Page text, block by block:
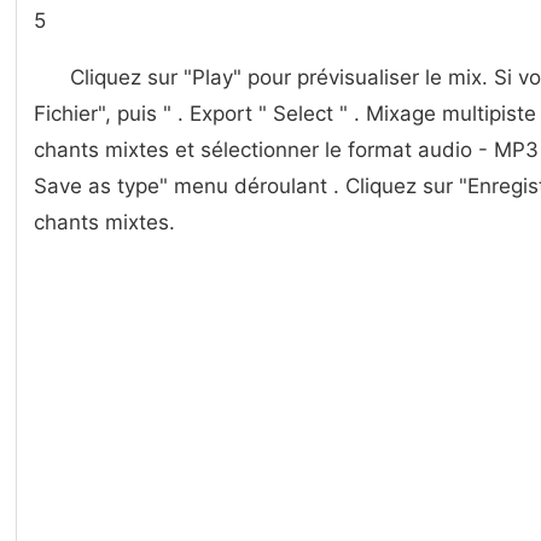
5
Cliquez sur "Play" pour prévisualiser le mix. Si
Fichier", puis " . Export " Select " . Mixage
chants mixtes et sélectionner le format audio -
Save as type" menu déroulant . Cliquez sur
chants mixtes.